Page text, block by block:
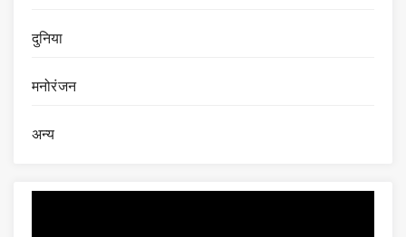
दुनिया
मनोरंजन
अन्य